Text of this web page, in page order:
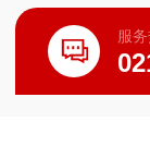
服